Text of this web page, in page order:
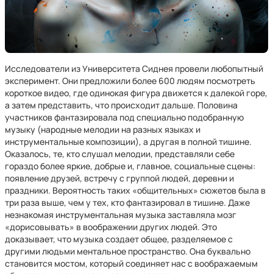
Исследователи из Университета Сиднея провели любопытный
эксперимент. Они предложили более 600 людям посмотреть
короткое видео, где одинокая фигура движется к далекой горе,
а затем представить, что происходит дальше. Половина
участников фантазировала под специально подобранную
музыку (народные мелодии на разных языках и
инструментальные композиции), а другая в полной тишине.
Оказалось, те, кто слушал мелодии, представляли себе
гораздо более яркие, добрые и, главное, социальные сцены:
появление друзей, встречу с группой людей, деревни и
праздники. Вероятность таких «общительных» сюжетов была в
три раза выше, чем у тех, кто фантазировал в тишине. Даже
незнакомая инструментальная музыка заставляла мозг
«дорисовывать» в воображении других людей. Это
доказывает, что музыка создает общее, разделяемое с
другими людьми ментальное пространство. Она буквально
становится мостом, который соединяет нас с воображаемым